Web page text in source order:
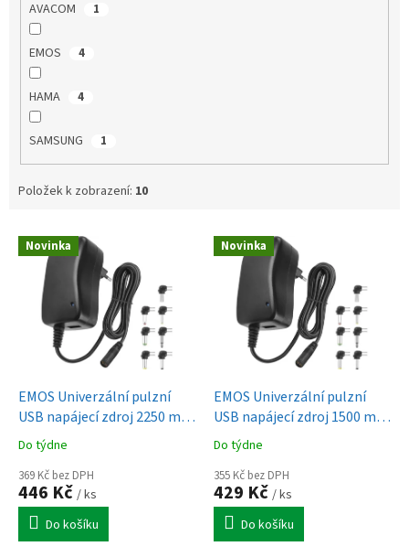
AVACOM 1
EMOS 4
HAMA 4
SAMSUNG 1
Položek k zobrazení: 10
Novinka
EMOS Univerzální pulzní
USB napájecí zdroj 2250 mA
s hřebínkem
Do týdne
369 Kč bez DPH
446 Kč / ks
Do košíku
Novinka
EMOS Univerzální pulzní
USB napájecí zdroj 1500 mA
s hřebínkem
Do týdne
355 Kč bez DPH
429 Kč / ks
Do košíku